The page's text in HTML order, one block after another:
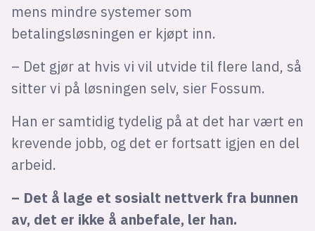
mens mindre systemer som
betalingsløsningen er kjøpt inn.
– Det gjør at hvis vi vil utvide til flere land, så
sitter vi på løsningen selv, sier Fossum.
Han er samtidig tydelig på at det har vært en
krevende jobb, og det er fortsatt igjen en del
arbeid.
– Det å lage et sosialt nettverk fra bunnen
av, det er ikke å anbefale, ler han.